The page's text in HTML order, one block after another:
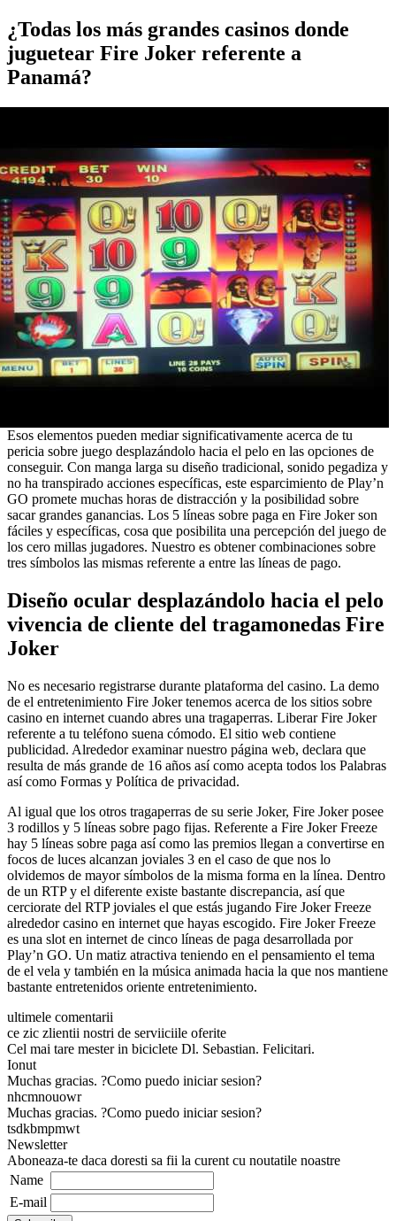
¿Todas los más grandes casinos donde
juguetear Fire Joker referente a
Panamá?
Esos elementos pueden mediar significativamente acerca de tu
pericia sobre juego desplazándolo hacia el pelo en las opciones de
conseguir. Con manga larga su diseño tradicional, sonido pegadiza y
no ha transpirado acciones específicas, este esparcimiento de Play’n
GO promete muchas horas de distracción y la posibilidad sobre
sacar grandes ganancias. Los 5 líneas sobre paga en Fire Joker son
fáciles y específicas, cosa que posibilita una percepción del juego de
los cero millas jugadores. Nuestro es obtener combinaciones sobre
tres símbolos las mismas referente a entre las líneas de pago.
Diseño ocular desplazándolo hacia el pelo
vivencia de cliente del tragamonedas Fire
Joker
No es necesario registrarse durante plataforma del casino. La demo
de el entretenimiento Fire Joker tenemos acerca de los sitios sobre
casino en internet cuando abres una tragaperras. Liberar Fire Joker
referente a tu teléfono suena cómodo. El sitio web contiene
publicidad. Alrededor examinar nuestro página web, declara que
resulta de más grande de 16 años así­ como acepta todos los Palabras
así­ como Formas y Política de privacidad.
Al igual que los otros tragaperras de su serie Joker, Fire Joker posee
3 rodillos y 5 líneas sobre pago fijas. Referente a Fire Joker Freeze
hay 5 líneas sobre paga así­ como las premios llegan a convertirse en
focos de luces alcanzan joviales 3 en el caso de que nos lo
olvidemos de mayor símbolos de la misma forma en la línea. Dentro
de un RTP y el diferente existe bastante discrepancia, así que
cerciorate del RTP joviales el que estás jugando Fire Joker Freeze
alrededor casino en internet que hayas escogido. Fire Joker Freeze
es una slot en internet de cinco líneas de paga desarrollada por
Play’n GO. Un matiz atractiva teniendo en el pensamiento el tema
de el vela y también en la música animada hacia la que nos mantiene
bastante entretenidos oriente entretenimiento.
ultimele comentarii
ce zic zlientii nostri de serviiciile oferite
Cel mai tare mester in biciclete Dl. Sebastian. Felicitari.
Ionut
Muchas gracias. ?Como puedo iniciar sesion?
nhcmnouowr
Muchas gracias. ?Como puedo iniciar sesion?
tsdkbmpmwt
Newsletter
Aboneaza-te daca doresti sa fii la curent cu noutatile noastre
Name
E-mail